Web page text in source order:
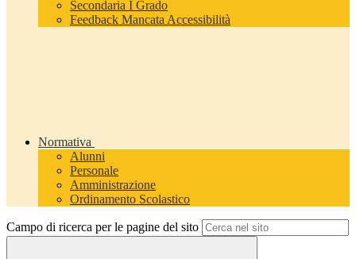
Secondaria I Grado
Feedback Mancata Accessibilità
Normativa
Alunni
Personale
Amministrazione
Ordinamento Scolastico
Campo di ricerca per le pagine del sito